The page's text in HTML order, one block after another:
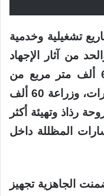
تشغيلية وخدمية
من آثار الإجهاد
الحراري، عبر تجهيز أكثر من 66 ألف متر مربع من
مساحات الاستراحات على المسارات، وزراعة 60 ألف
إضافة إلى تشغيل 400 مروحة رذاذ وتهيئة أكثر
المظللة داخل
الجاهزية تجهيز